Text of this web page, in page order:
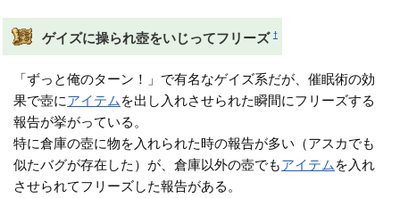
ゲイズに操られ壺をいじってフリーズ †
「ずっと俺のターン！」で有名なゲイズ系だが、催眠術の効
果で壺にアイテム を出し入れさせられた瞬間にフリーズする
報告が挙がっている。
特に倉庫の壺に物を入れられた時の報告が多い（アスカでも
似たバグが存在した）が、倉庫以外の壺でもアイテム を入れ
させられてフリーズした報告がある。